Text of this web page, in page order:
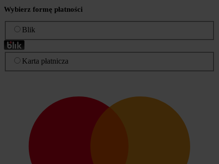
Wybierz formę płatności
Blik
Karta płatnicza